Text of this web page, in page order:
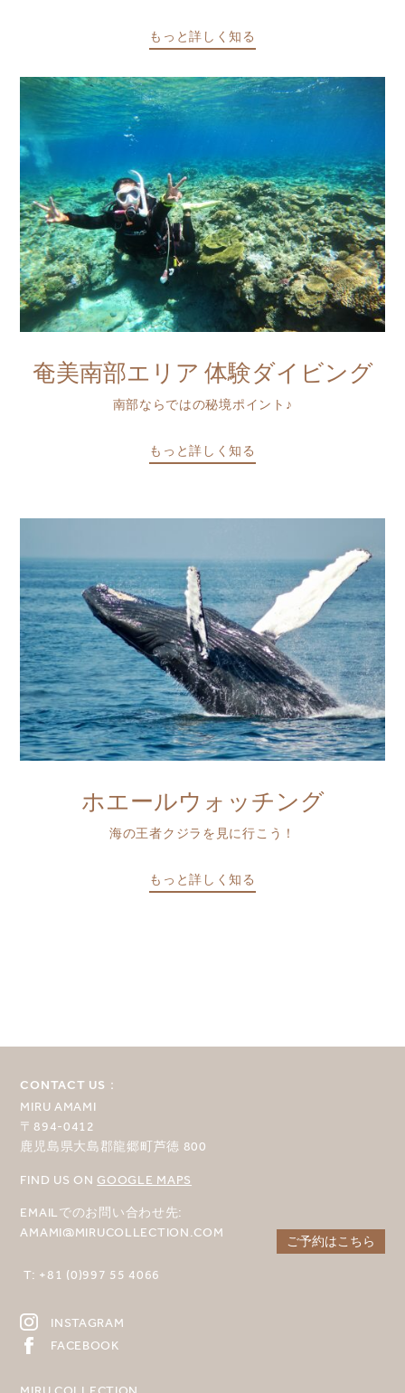
ご予約はこちら
もっと詳しく知る
奄美南部エリア 体験ダイビング
南部ならではの秘境ポイント♪
もっと詳しく知る
ホエールウォッチング
海の王者クジラを見に行こう！
もっと詳しく知る
CONTACT US：
MIRU AMAMI
〒894-0412
鹿児島県大島郡龍郷町芦徳 800
FIND US ON GOOGLE MAPS
EMAILでのお問い合わせ先:
AMAMI@MIRUCOLLECTION.COM
T: +81 (0)997 55 4066
INSTAGRAM
FACEBOOK